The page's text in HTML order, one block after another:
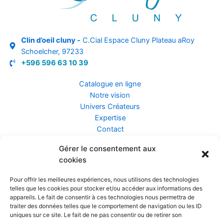
Gérer le consentement aux
cookies
Pour offrir les meilleures expériences, nous utilisons des technologies
telles que les cookies pour stocker et/ou accéder aux informations des
appareils. Le fait de consentir à ces technologies nous permettra de
traiter des données telles que le comportement de navigation ou les ID
uniques sur ce site. Le fait de ne pas consentir ou de retirer son
Clin d’oeil cluny - C.Cial Espace Cluny Plateau aRoy
Schoelcher, 97233
+596 596 63 10 39
Catalogue en ligne
Notre vision
Univers Créateurs
Expertise
Contact
Assurance ZEN
Confidentialité et Données
Conditions Générales de Vente